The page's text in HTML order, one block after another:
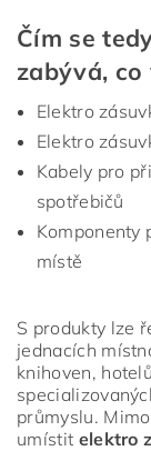
Čím se
zabývá, co
Elektro
Elektro
Kabely pro
spotřebičů
Komponenty
místě
S produkty lze
jednacích
knihoven,
průmyslu.
umístit elektro